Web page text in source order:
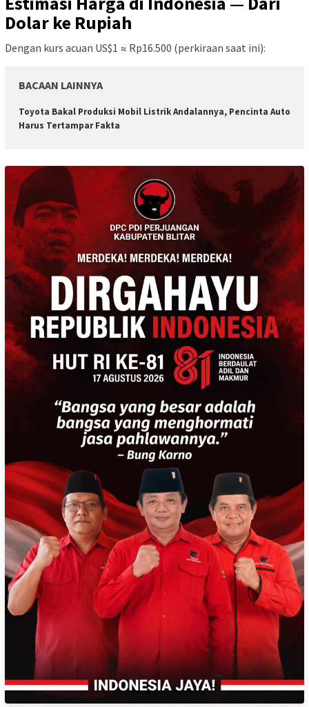
Dolar ke Rupiah
Dengan kurs acuan US$1 ≈ Rp16.500 (perkiraan saat ini):
BACAAN LAINNYA
Toyota Bakal Produksi Mobil Listrik Andalannya, Pencinta Auto
Harus Tertampar Fakta